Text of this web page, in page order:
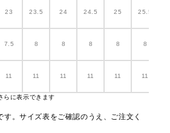
23 23.5 24 24.5 25 25.5
7.5 8 8 8 8 8
11 11 11 11 11 11
らに表示できます
。サイズ表をご確認のうえ、ご注文く